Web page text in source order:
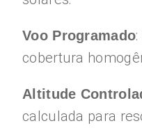
Voo Programado
cobertura
Altitude
calculada para